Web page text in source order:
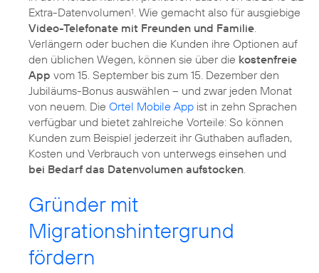
Extra-Datenvolumen1 . Wie gemacht also für ausgiebige
Video-Telefonate mit Freunden und Familie
Verlängern oder buchen die Kunden ihre Optionen auf
den üblichen Wegen, können sie über die kostenfreie
App vom 15. September bis zum 15. Dezember den
Jubiläums-Bonus auswählen – und zwar jeden Monat
von neuem. Die Ortel Mobile App ist in zehn Sprachen
verfügbar und bietet zahlreiche Vorteile: So können
Kunden zum Beispiel jederzeit ihr Guthaben aufladen,
Kosten und Verbrauch von unterwegs einsehen und
bei Bedarf das Datenvolumen aufstocken
Gründer mit
Migrationshintergrund
fördern